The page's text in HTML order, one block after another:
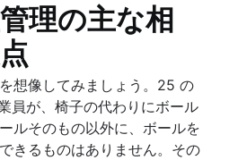
理の主な相
想像してみましょう。25 の
員が、椅子の代わりにボール
ルそのもの以外に、ボールを
きるものはありません。その